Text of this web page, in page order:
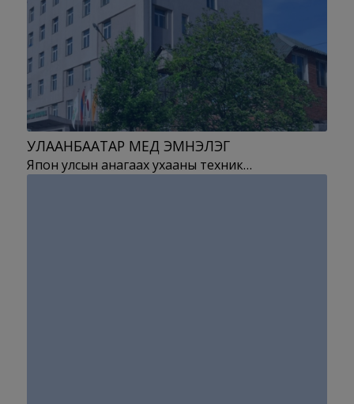
УЛААНБААТАР МЕД ЭМНЭЛЭГ
Япон улсын анагаах ухааны техник…